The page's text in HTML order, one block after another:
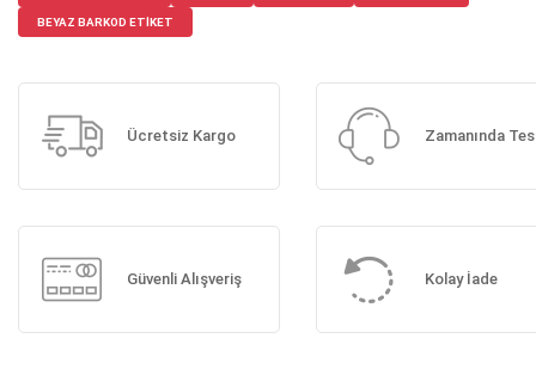
BEYAZ BARKOD ETIKET
Ücretsiz Kargo Zamanında
Güvenli Alışveriş Kolay İade